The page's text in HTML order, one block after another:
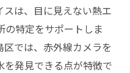
スは、目に見えない熱エ
の特定をサポートしま
では、赤外線カメラを
発見できる点が特徴で